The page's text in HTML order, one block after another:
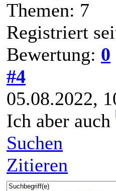
Themen: 7
Registriert
Bewertung: 0
#4
05.08.2022,
Ich aber auch
Suchen
Zitieren